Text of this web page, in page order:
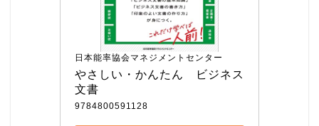
日本能率協会マネジメントセンター
やさしい・かんたん　ビジネス
文書
9784800591128